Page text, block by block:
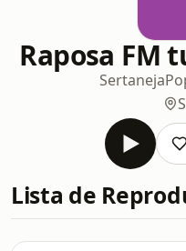
Raposa FM
Sertaneja
Lista de